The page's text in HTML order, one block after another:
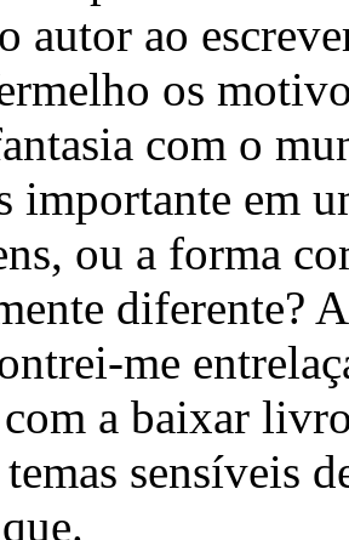
autor ao
os
com o
importante em
ou a forma
diferente?
me
com a baixar
sensíveis